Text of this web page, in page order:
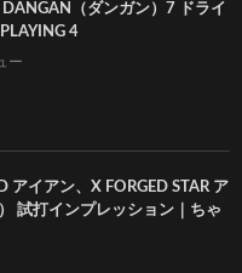
（ダンガン）7 ドライ
4
ー
アイアン、X FORGED STAR ア
試打インプレッション｜ちゃ